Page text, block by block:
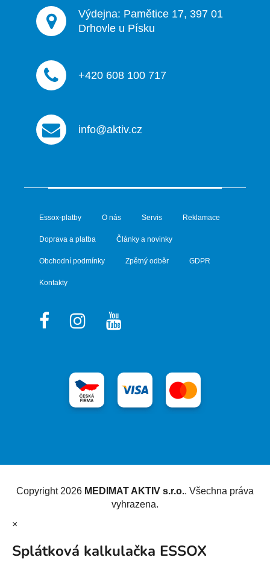
Výdejna: Pamětice 17, 397 01
Drhovle u Písku
+420 608 100 717
info@aktiv.cz
Essox-platby O nás Servis Reklamace
Doprava a platba Články a novinky
Obchodní podmínky Zpětný odběr GDPR
Kontakty
Copyright 2026 MEDIMAT AKTIV s.r.o.. Všechna práva
vyhrazena.
×
Splátková kalkulačka ESSOX